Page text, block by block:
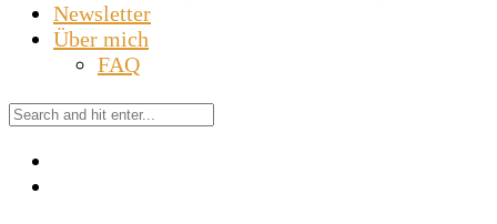
Newsletter
Über mich
FAQ